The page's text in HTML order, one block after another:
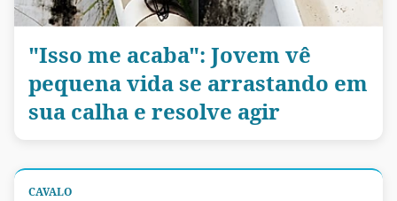
"Isso me acaba": Jovem vê
pequena vida se arrastando em
sua calha e resolve agir
CAVALO